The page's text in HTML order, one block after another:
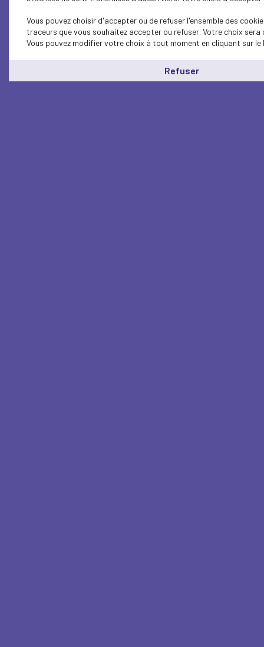
Vous pouvez choisir d'accepter ou de refuser l'ensemble des
traceurs que vous souhaitez accepter ou refuser. Votre choix
Vous pouvez modifier votre choix à tout moment en cliquant sur le
Refuser